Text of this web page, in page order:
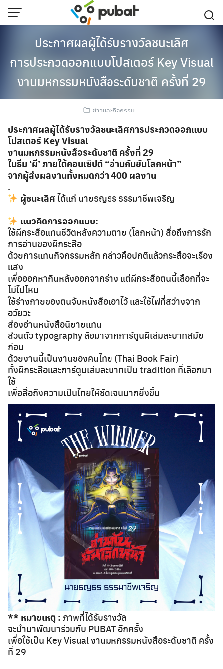
Skip
Search
ประกาศผลผู้ได้รับรางวัลชนะเลิศ
การประกวดออกแบบโปสเตอร์ Key Visual
งานมหกรรมหนังสือระดับชาติ ครั้งที่ 29
ข่าวและกิจกรรม
ประกาศผลผู้ได้รับรางวัลชนะเลิศการประกวดออกแบบ
โปสเตอร์ Key Visual
งานมหกรรมหนังสือระดับชาติ ครั้งที่ 29
ในธีม ‘ผี’ ภายใต้คอนเซ็ปต์ “อ่านกันยันโลกหน้า”
จากผู้ส่งผลงานทั้งหมดกว่า 400 ผลงาน
.
ผู้ชนะเลิศได้แก่ นายธญธร ธรรมาชีพเจริญ
แนวคิดการออกแบบ:
ใช้ผีกระสือแทนชีวิตหลังความตาย (โลกหน้า) สื่อถึงการรัก
การอ่านของผีกระสือ
ด้วยการแทนกิจกรรมหลัก กล่าวคือปกติแล้วกระสือจะเรือง
แสง
เพื่อออกหากินหลังออกจากร่าง แต่ผีกระสือตนนี้เลือกที่จะ
ไม่ไปไหน
ใช้ร่างกายของตนจับหนังสือเอาไว้ และใช้ไฟที่สว่างจาก
อวัยวะ
ส่องอ่านหนังสือนิยายแทน
ส่วนตัว typography ล้อมาจากการ์ตูนผีเล่มละบาทสมัย
ก่อน
ด้วยงานนี้เป็นงานของคนไทย (Thai Book Fair)
ทั้งผีกระสือและการ์ตูนเล่มละบาทเป็น tradition ที่เลือกมา
ใช้
เพื่อสื่อถึงความเป็นไทยให้ชัดเจนมากยิ่งขึ้น
** หมายเหตุ : ภาพที่ได้รับรางวัล
จะนำมาพัฒนาร่วมกับ PUBAT อีกครั้ง
เพื่อใช้เป็น Key Visual งานมหกรรมหนังสือระดับชาติ ครั้ง
ที่ 29